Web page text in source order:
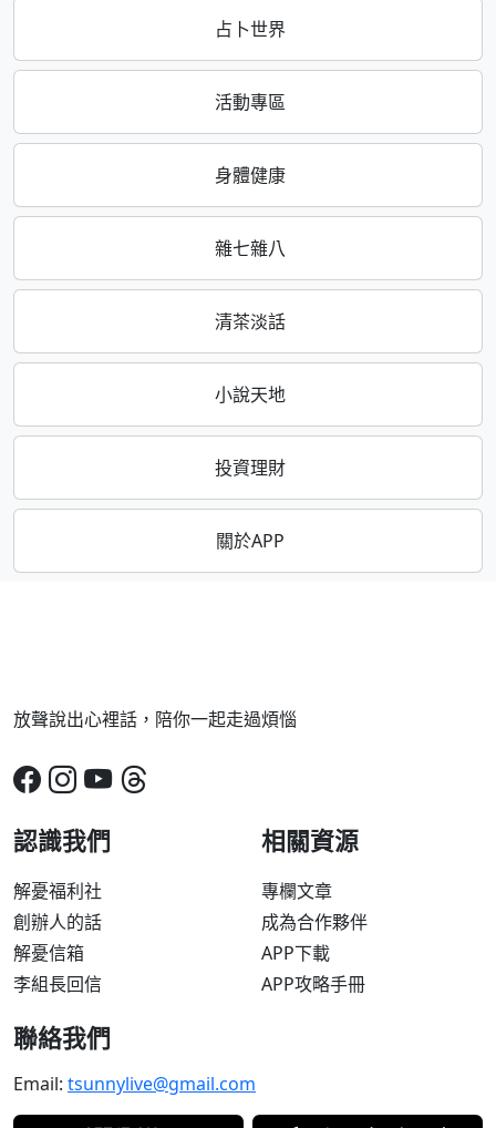
占卜世界
活動專區
身體健康
雜七雜八
清茶淡話
小說天地
投資理財
關於APP
放聲說出心裡話，陪你一起走過煩惱
認識我們
解憂福利社
創辦人的話
解憂信箱
李組長回信
相關資源
專欄文章
成為合作夥伴
APP下載
APP攻略手冊
聯絡我們
Email: tsunnylive@gmail.com